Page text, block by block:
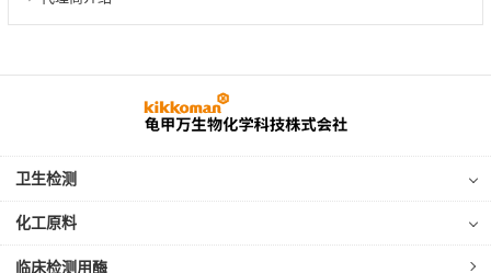
卫生检测
化工原料
临床检测用酶